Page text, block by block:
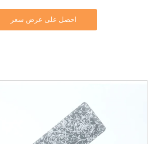
احصل على عرض سعر